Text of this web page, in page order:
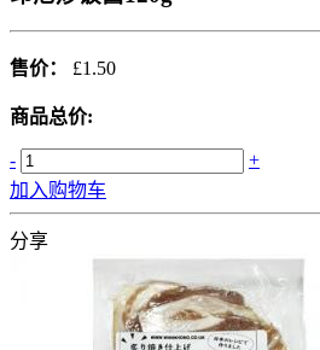
售价： £1.50
商品总价:
-
+
加入购物车
分享